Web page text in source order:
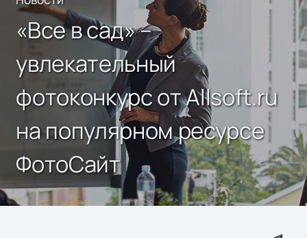
«Все в сад» –
увлекательный
фотоконкурс от Allsoft.ru
на популярном ресурсе
ФотоСайт